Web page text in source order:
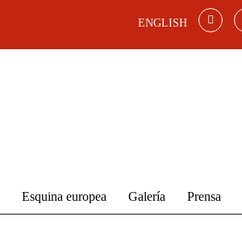
ENGLISH
Esquina europea Galería Prensa